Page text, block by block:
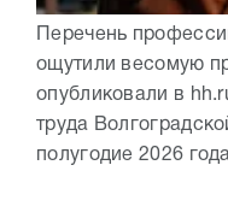
Перечень
ощутили весомую
опубликовали в
труда
полугодие 2026